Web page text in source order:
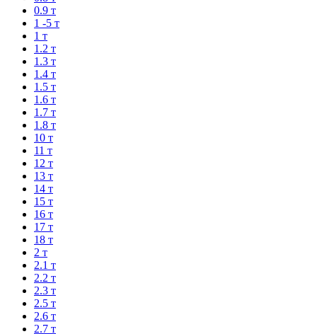
0.9 т
1 -5 т
1 т
1.2 т
1.3 т
1.4 т
1.5 т
1.6 т
1.7 т
1.8 т
10 т
11 т
12 т
13 т
14 т
15 т
16 т
17 т
18 т
2 т
2.1 т
2.2 т
2.3 т
2.5 т
2.6 т
2.7 т